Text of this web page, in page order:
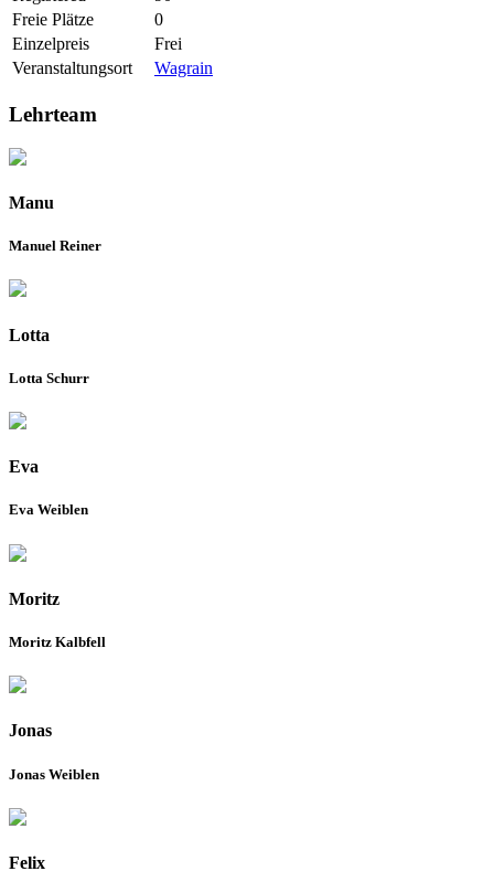
Freie Plätze
0
Einzelpreis
Frei
Veranstaltungsort
Wagrain
Lehrteam
Manu
Manuel Reiner
Lotta
Lotta Schurr
Eva
Eva Weiblen
Moritz
Moritz Kalbfell
Jonas
Jonas Weiblen
Felix